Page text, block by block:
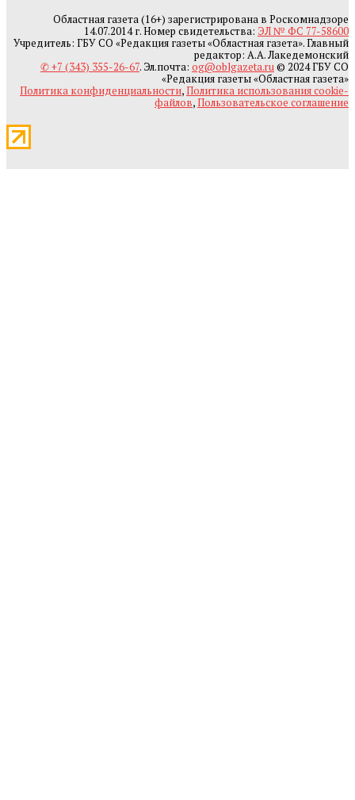
Областная газета (16+) зарегистрирована в Роскомнадзоре
14.07.2014 г. Номер свидетельства: ЭЛ № ФС 77-58600
Учредитель: ГБУ СО «Редакция газеты «Областная газета». Главный
редактор: А.А. Лакедемонский
✆ +7 (343) 355-26-67. Эл.почта: og@oblgazeta.ru© 2024 ГБУ СО
«Редакция газеты «Областная газета»
Политика конфиденциальности,Политика использования cookie-
файлов,Пользовательское соглашение